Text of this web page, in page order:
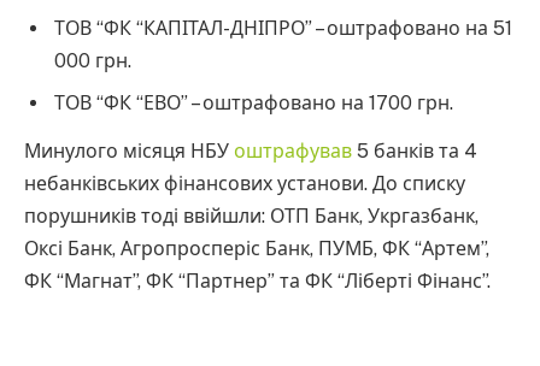
ТОВ “ФК “КАПІТАЛ-ДНІПРО” – оштрафовано на 51
000 грн.
ТОВ “ФК “ЕВО” – оштрафовано на 1700 грн.
Минулого місяця НБУ оштрафував 5 банків та 4
небанківських фінансових установи. До списку
порушників тоді ввійшли: ОТП Банк, Укргазбанк,
Оксі Банк, Агропросперіс Банк, ПУМБ, ФК “Артем”,
ФК “Магнат”, ФК “Партнер” та ФК “Ліберті Фінанс”.